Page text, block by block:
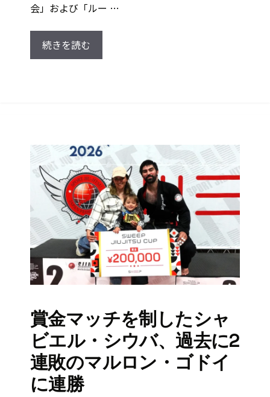
会」および「ルー …
続きを読む
賞金マッチを制したシャ
ビエル・シウバ、過去に2
連敗のマルロン・ゴドイ
に連勝